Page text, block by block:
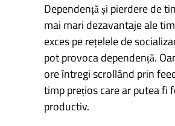
Dependență și pierdere de
mai mari dezavantaje ale
exces pe rețelele de
pot provoca dependență.
ore întregi scrollând prin
timp prețios care ar putea fi
productiv.